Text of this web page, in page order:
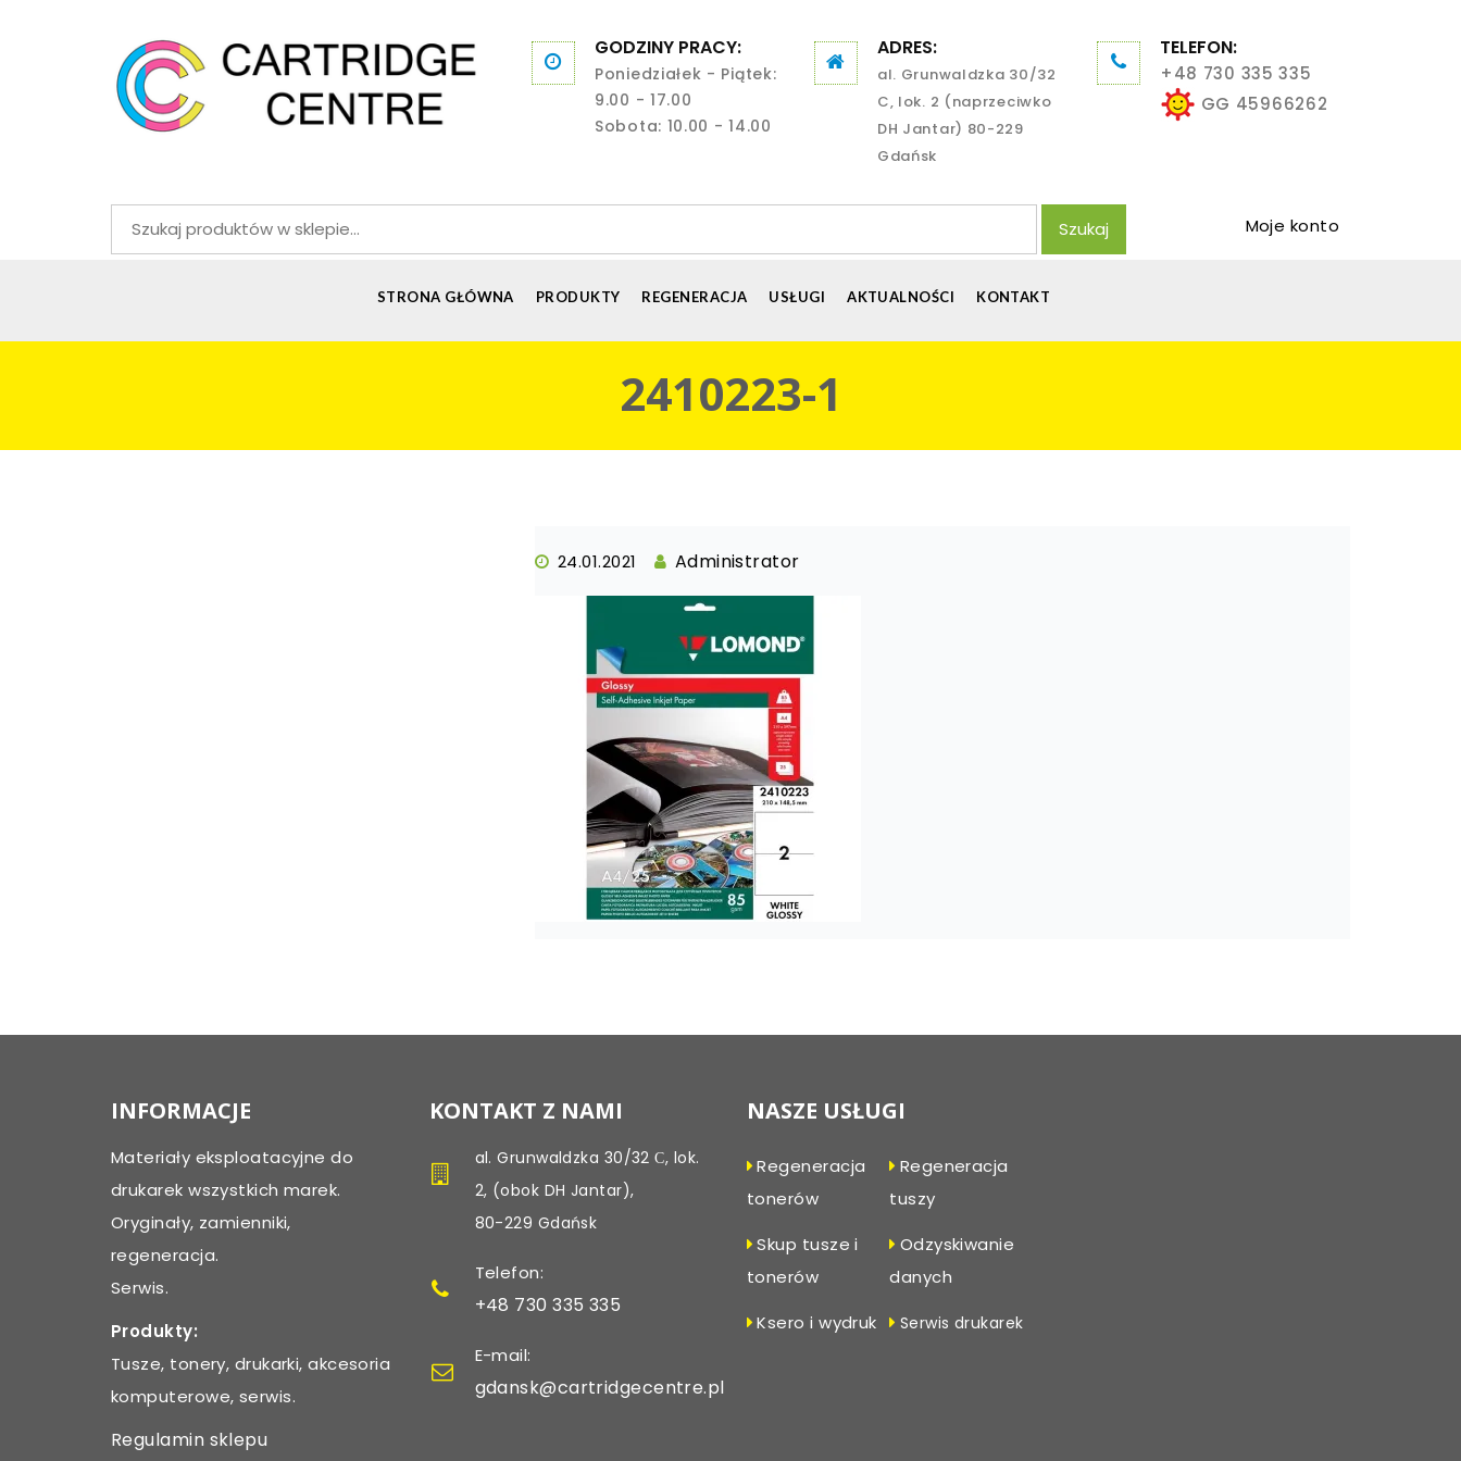
GODZINY PRACY:
Poniedziałek - Piątek:
9.00 - 17.00
Sobota: 10.00 - 14.00
ADRES:
al. Grunwaldzka 30/32
C, lok. 2 (naprzeciwko
DH Jantar) 80-229
Gdańsk
TELEFON:
+48 730 335 335
GG 45966262
Szukaj: Szukaj Moje konto
STRONA GŁÓWNA PRODUKTY REGENERACJA USŁUGI AKTUALNOŚCI KONTAKT
2410223-1
24.01.2021 Administrator
navigation
INFORMACJE
Materiały eksploatacyjne do
drukarek wszystkich marek.
Oryginały, zamienniki,
regeneracja.
Serwis.
Produkty:
Tusze, tonery, drukarki, akcesoria
komputerowe, serwis.
Regulamin sklepu
KONTAKT Z NAMI
al. Grunwaldzka 30/32 С, lok.
2, (obok DH Jantar),
80-229 Gdańsk
Telefon:
+48 730 335 335
E-mail:
gdansk@cartridgecentre.pl
NASZE USŁUGI
Regeneracja
tonerów
Regeneracja
tuszy
Skup tusze i
tonerów
Odzyskiwanie
danych
Ksero i wydruk
Serwis drukarek